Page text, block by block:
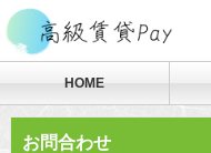
HOME
お問合わせ